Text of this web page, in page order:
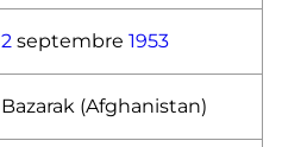
2 septembre 1953
Bazarak (Afghanistan)